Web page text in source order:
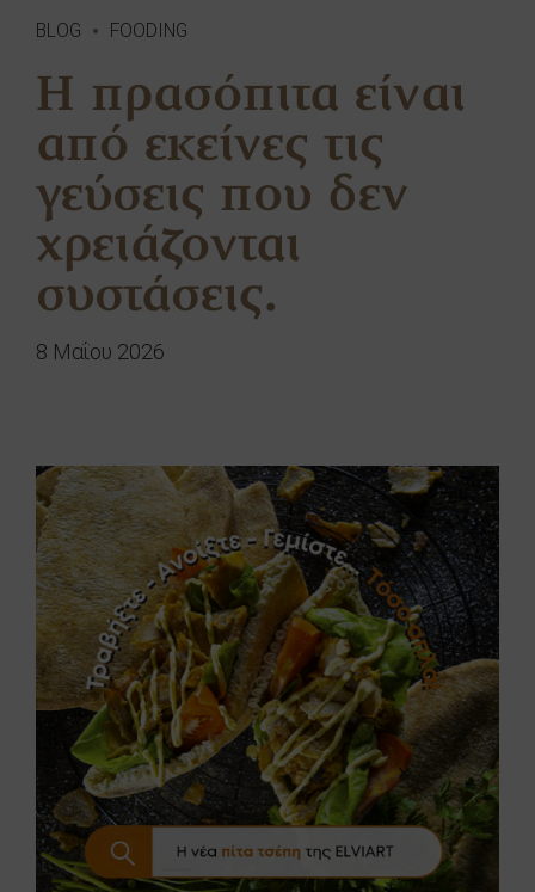
BLOG FOODING
Η πρασόπιτα είναι
από εκείνες τις
γεύσεις που δεν
χρειάζονται
συστάσεις.
8 Μαΐου 2026